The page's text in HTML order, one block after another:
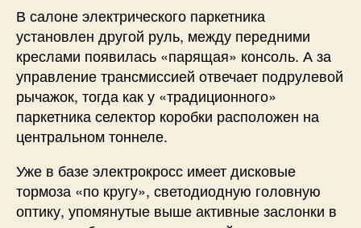
В салоне электрического паркетника
установлен другой руль, между передними
креслами появилась «парящая» консоль. А за
управление трансмиссией отвечает подрулевой
рычажок, тогда как у «традиционного»
паркетника селектор коробки расположен на
центральном тоннеле.
Уже в базе электрокросс имеет дисковые
тормоза «по кругу», светодиодную головную
оптику, упомянутые выше активные заслонки в